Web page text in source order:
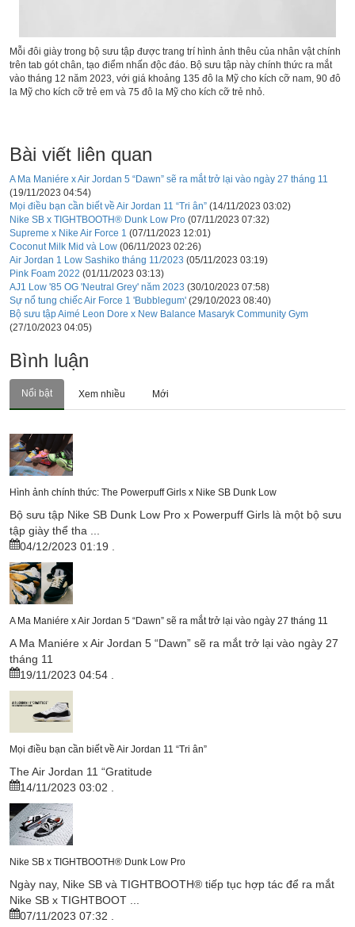
Mỗi đôi giày trong bộ sưu tập được trang trí hình ảnh thêu của nhân vật chính
trên tab gót chân, tạo điểm nhấn độc đáo. Bộ sưu tập này chính thức ra mắt
vào tháng 12 năm 2023, với giá khoảng 135 đô la Mỹ cho kích cỡ nam, 90 đô
la Mỹ cho kích cỡ trẻ em và 75 đô la Mỹ cho kích cỡ trẻ nhỏ.
Bài viết liên quan
A Ma Maniére x Air Jordan 5 “Dawn” sẽ ra mắt trở lại vào ngày 27 tháng 11
(19/11/2023 04:54)
Mọi điều bạn cần biết về Air Jordan 11 “Tri ân” (14/11/2023 03:02)
Nike SB x TIGHTBOOTH®︎ Dunk Low Pro (07/11/2023 07:32)
Supreme x Nike Air Force 1 (07/11/2023 12:01)
Coconut Milk Mid và Low (06/11/2023 02:26)
Air Jordan 1 Low Sashiko tháng 11/2023 (05/11/2023 03:19)
Pink Foam 2022 (01/11/2023 03:13)
AJ1 Low '85 OG 'Neutral Grey' năm 2023 (30/10/2023 07:58)
Sự nổ tung chiếc Air Force 1 'Bubblegum' (29/10/2023 08:40)
Bộ sưu tập Aimé Leon Dore x New Balance Masaryk Community Gym
(27/10/2023 04:05)
Bình luận
Nổi bật Xem nhiều Mới
Hình ảnh chính thức: The Powerpuff Girls x Nike SB Dunk Low
Bộ sưu tập Nike SB Dunk Low Pro x Powerpuff Girls là một bộ sưu
tập giày thể tha ...
04/12/2023 01:19
A Ma Maniére x Air Jordan 5 “Dawn” sẽ ra mắt trở lại vào ngày 27 tháng 11
A Ma Maniére x Air Jordan 5 “Dawn” sẽ ra mắt trở lại vào ngày 27
tháng 11
19/11/2023 04:54
Mọi điều bạn cần biết về Air Jordan 11 “Tri ân”
The Air Jordan 11 “Gratitude
14/11/2023 03:02
Nike SB x TIGHTBOOTH®︎ Dunk Low Pro
Ngày nay, Nike SB và TIGHTBOOTH®︎ tiếp tục hợp tác để ra mắt
Nike SB x TIGHTBOOT ...
07/11/2023 07:32